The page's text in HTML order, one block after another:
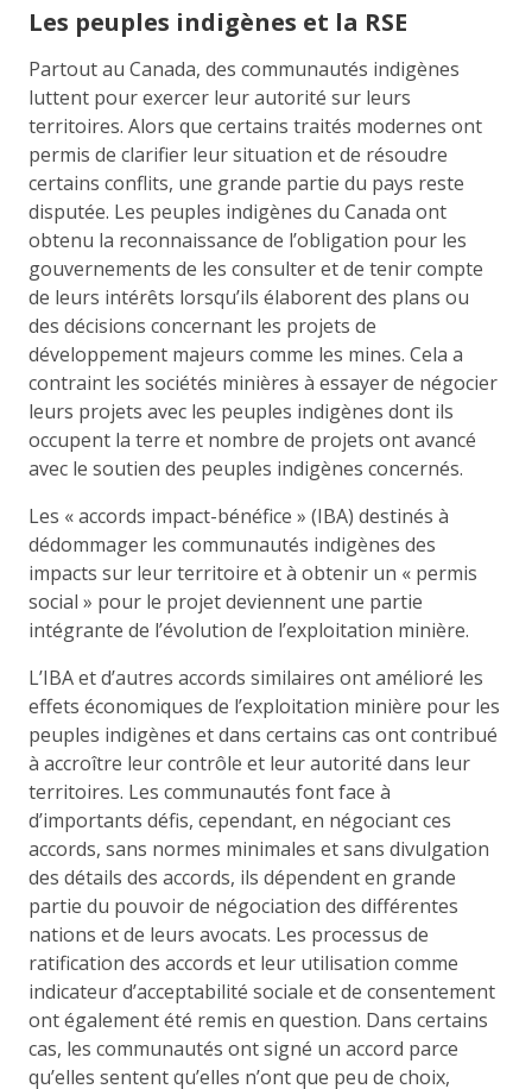
Les peuples indigènes et la RSE
Partout au Canada, des communautés indigènes
luttent pour exercer leur autorité sur leurs
territoires. Alors que certains traités modernes ont
permis de clarifier leur situation et de résoudre
certains conflits, une grande partie du pays reste
disputée. Les peuples indigènes du Canada ont
obtenu la reconnaissance de l’obligation pour les
gouvernements de les consulter et de tenir compte
de leurs intérêts lorsqu’ils élaborent des plans ou
des décisions concernant les projets de
développement majeurs comme les mines. Cela a
contraint les sociétés minières à essayer de négocier
leurs projets avec les peuples indigènes dont ils
occupent la terre et nombre de projets ont avancé
avec le soutien des peuples indigènes concernés.
Les « accords impact-bénéfice » (IBA) destinés à
dédommager les communautés indigènes des
impacts sur leur territoire et à obtenir un « permis
social » pour le projet deviennent une partie
intégrante de l’évolution de l’exploitation minière.
L’IBA et d’autres accords similaires ont amélioré les
effets économiques de l’exploitation minière pour les
peuples indigènes et dans certains cas ont contribué
à accroître leur contrôle et leur autorité dans leur
territoires. Les communautés font face à
d’importants défis, cependant, en négociant ces
accords, sans normes minimales et sans divulgation
des détails des accords, ils dépendent en grande
partie du pouvoir de négociation des différentes
nations et de leurs avocats. Les processus de
ratification des accords et leur utilisation comme
indicateur d’acceptabilité sociale et de consentement
ont également été remis en question. Dans certains
cas, les communautés ont signé un accord parce
qu’elles sentent qu’elles n’ont que peu de choix,